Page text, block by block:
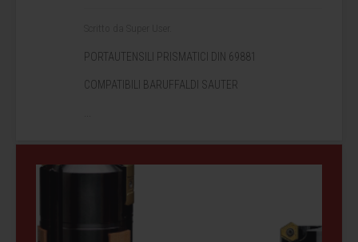
PORTAUTENSILI PRISMATICI DIN 69881
COMPATIBILI BARUFFALDI SAUTER